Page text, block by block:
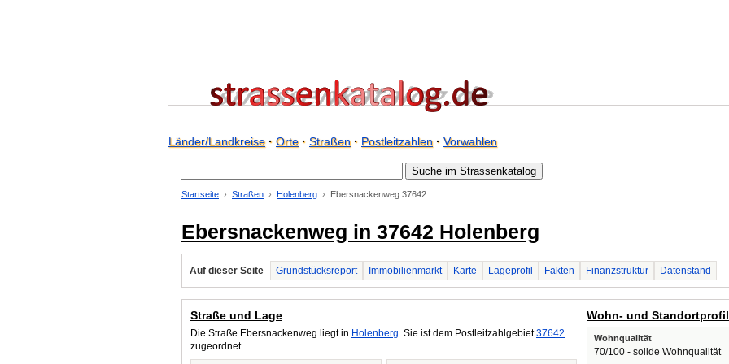
Länder/Landkreise· Orte· Straßen· Postleitzahlen· Vorwahlen
Startseite Straßen Holenberg Ebersnackenweg 37642
Ebersnackenweg in 37642 Holenberg
Auf dieser Seite Grundstücksreport Immobilienmarkt Karte Lageprofil Fakten Finanzstruktur Datenstand
Straße und Lage
Die Straße Ebersnackenweg liegt in Holenberg. Sie ist dem Postleitzahlgebiet37642
zugeordnet.
Wohn- und Standortprofil
Wohnqualität
70/100 - solide Wohnqualität